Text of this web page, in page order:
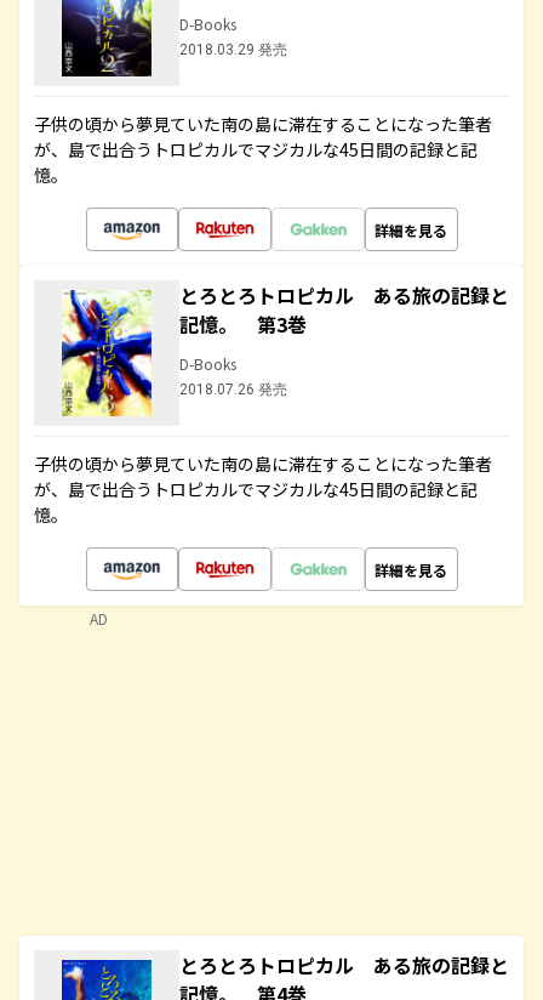
D-Books
2018.03.29 発売
子供の頃から夢見ていた南の島に滞在することになった筆者
が、島で出合うトロピカルでマジカルな45日間の記録と記
憶。
詳細を見る
とろとろトロピカル ある旅の記録と
記憶。 第3巻
D-Books
2018.07.26 発売
子供の頃から夢見ていた南の島に滞在することになった筆者
が、島で出合うトロピカルでマジカルな45日間の記録と記
憶。
詳細を見る
とろとろトロピカル ある旅の記録と
記憶。 第4巻
AD